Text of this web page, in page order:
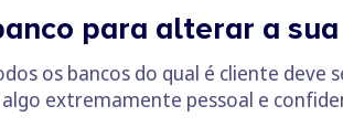
para alterar a
os bancos do qual é cliente deve
extremamente pessoal e